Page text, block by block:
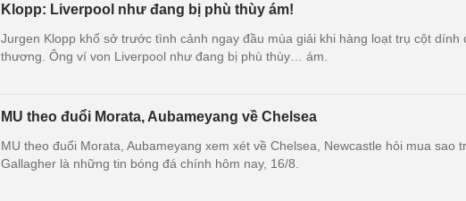
Klopp: Liverpool như đang bị phù thùy ám!
Jurgen Klopp khổ sở trước tình cảnh ngay đầu mùa giải khi hàng loạt trụ cột dính
thương. Ông ví von Liverpool như đang bị phù thùy… ám.
MU theo đuổi Morata, Aubameyang về Chelsea
MU theo đuổi Morata, Aubameyang xem xét về Chelsea, Newcastle hỏi mua sao
Gallagher là những tin bóng đá chính hôm nay, 16/8.